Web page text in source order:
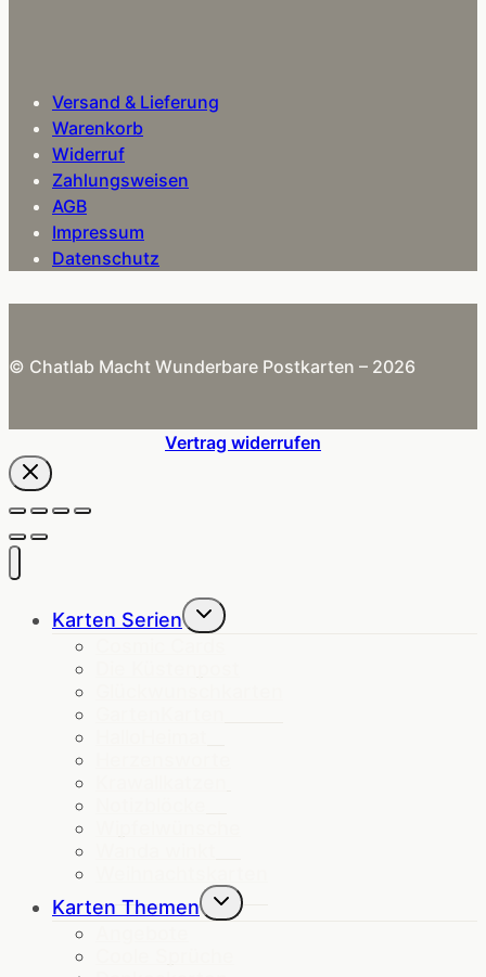
Versand & Lieferung
Warenkorb
Widerruf
Zahlungsweisen
AGB
Impressum
Datenschutz
© Chatlab Macht Wunderbare Postkarten – 2026
Vertrag widerrufen
Karten Serien Untermenü
umschalten
Karten Themen Untermenü
umschalten